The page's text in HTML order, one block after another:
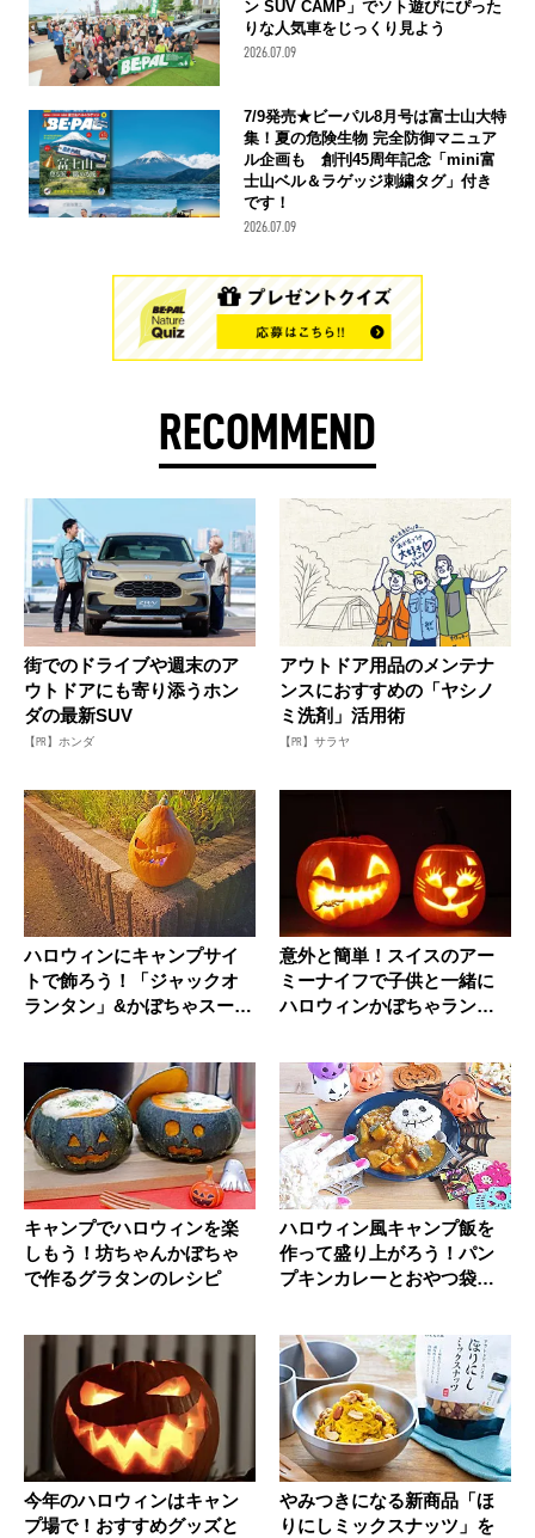
ン SUV CAMP」でソト遊びにぴった
りな人気車をじっくり見よう
2026.07.09
7/9発売★ビーパル8月号は富士山大特
集！夏の危険生物 完全防御マニュア
ル企画も 創刊45周年記念「mini富
士山ベル＆ラゲッジ刺繍タグ」付き
です！
2026.07.09
RECOMMEND
街でのドライブや週末のア
ウトドアにも寄り添うホン
ダの最新SUV
【PR】ホンダ
アウトドア用品のメンテナ
ンスにおすすめの「ヤシノ
ミ洗剤」活用術
【PR】サラヤ
ハロウィンにキャンプサイ
トで飾ろう！「ジャックオ
ランタン」&かぼちゃスープ
意外と簡単！スイスのアー
ミーナイフで子供と一緒に
ハロウィンかぼちゃランタ
キャンプでハロウィンを楽
しもう！坊ちゃんかぼちゃ
で作るグラタンのレシピ
ハロウィン風キャンプ飯を
作って盛り上がろう！パン
プキンカレーとおやつ袋の
今年のハロウィンはキャン
プ場で！おすすめグッズと
やみつきになる新商品「ほ
りにしミックスナッツ」を